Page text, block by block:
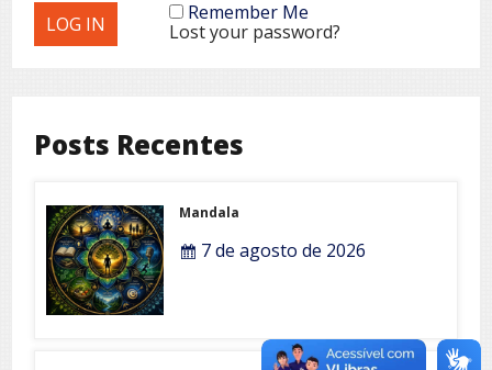
Remember Me
Lost your password?
Posts Recentes
Mandala
7 de agosto de 2026